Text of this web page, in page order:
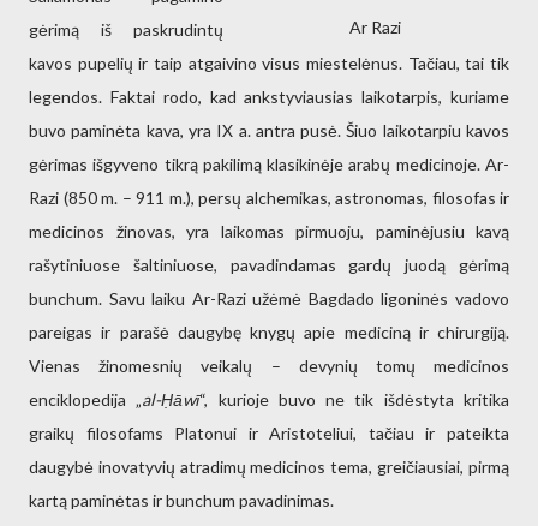
Ar Razi
gėrimą iš paskrudintų
kavos pupelių ir taip atgaivino visus miestelėnus. Tačiau, tai tik
legendos. Faktai rodo, kad ankstyviausias laikotarpis, kuriame
buvo paminėta kava, yra IX a. antra pusė. Šiuo laikotarpiu kavos
gėrimas išgyveno tikrą pakilimą klasikinėje arabų medicinoje. Ar-
Razi (850 m. – 911 m.), persų alchemikas, astronomas, filosofas ir
medicinos žinovas, yra laikomas pirmuoju, paminėjusiu kavą
rašytiniuose šaltiniuose, pavadindamas gardų juodą gėrimą
bunchum. Savu laiku Ar-Razi užėmė Bagdado ligoninės vadovo
pareigas ir parašė daugybę knygų apie mediciną ir chirurgiją.
Vienas žinomesnių veikalų – devynių tomų medicinos
enciklopedija „al-Ḥāwī“, kurioje buvo ne tik išdėstyta kritika
graikų filosofams Platonui ir Aristoteliui, tačiau ir pateikta
daugybė inovatyvių atradimų medicinos tema, greičiausiai, pirmą
kartą paminėtas ir bunchum pavadinimas.